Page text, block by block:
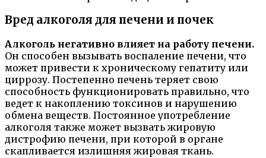
Вред алкоголя для печени и почек
Алкоголь негативно влияет на работу печени.
Он способен вызывать воспаление печени, что
может привести к хроническому гепатиту или
циррозу. Постепенно печень теряет свою
способность функционировать правильно, что
ведет к накоплению токсинов и нарушению
обмена веществ. Постоянное употребление
алкоголя также может вызвать жировую
дистрофию печени, при которой в органе
скапливается излишняя жировая ткань.